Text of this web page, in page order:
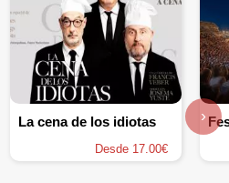
La cena de los idiotas
Desde 17.00€
›